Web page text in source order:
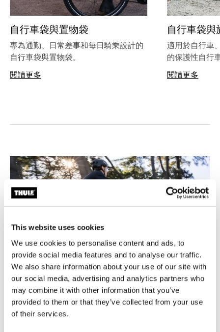
This website uses cookies
We use cookies to personalise content and ads, to
provide social media features and to analyse our traffic.
We also share information about your use of our site with
our social media, advertising and analytics partners who
may combine it with other information that you’ve
provided to them or that they’ve collected from your use
of their services.
自行車袋與置物袋
專為通勤、日常差事和每日騎乘設計的
自行車袋與置物袋。
閱讀更多
自行車袋與
適用於自行車
的保護性自行
閱讀更多
Inlock system by Thule